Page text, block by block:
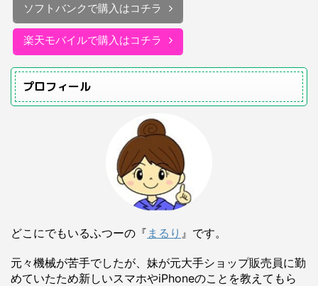
ソフトバンクで購入はコチラ
楽天モバイルで購入はコチラ
プロフィール
どこにでもいるふつーの『 まるり 』です。
元々機械が苦手でしたが、妹が元大手ショップ販売員に勤
めていたため新しいスマホやiPhoneのことを教えてもら